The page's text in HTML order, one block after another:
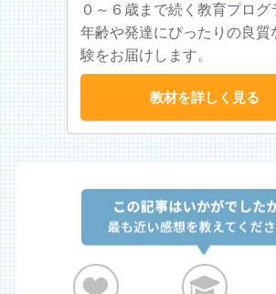
０～６歳まで続く教育プログ
年齢や発達にぴったりの良質
験をお届けします。
教材を詳しく見る